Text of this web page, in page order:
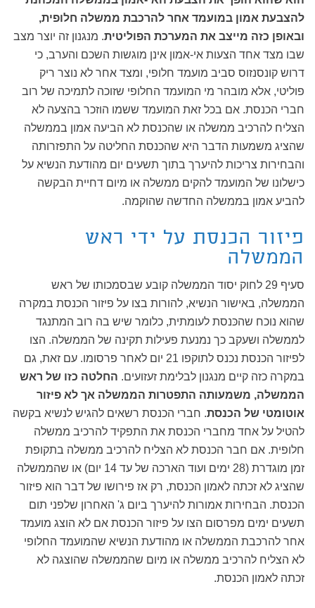
להצבעת אמון במועמד אחר להרכבת ממשלה חלופית,
ובאופן כזה מייצב את המערכת הפוליטית. מנגנון זה יוצר מצב
שבו מצד אחד הצעות אי-אמון אינן מוגשות השכם והערב, כי
דרוש קונסנזוס סביב מועמד חלופי, ומצד אחר לא נוצר ריק
פוליטי, אלא מובהר מי המועמד החלופי שזוכה לתמיכה של רוב
חברי הכנסת. אם בכל זאת המועמד ששמו הוזכר בהצעה לא
הצליח להרכיב ממשלה או שהכנסת לא הביעה אמון בממשלה
שהציג משמעות הדבר היא שהכנסת החליטה על התפזרותה
והבחירות צריכות להיערך בתוך תשעים יום מהודעת הנשיא על
כישלונו של המועמד להקים ממשלה או מיום דחיית הבקשה
להביע אמון בממשלה החדשה שהוקמה.
פיזור הכנסת על ידי ראש
הממשלה
סעיף 29 לחוק יסוד הממשלה קובע שבסמכותו של ראש
הממשלה, באישור הנשיא, להורות בצו על פיזור הכנסת במקרה
שהוא נוכח שהכּנסת לעומתית, כלומר שיש בה רוב המתנגד
לממשלה ושעקב כך נמנעת פעילות תקינה של הממשלה. הצו
לפיזור הכנסת נכנס לתוקפו 21 יום לאחר פרסומו. עם זאת, גם
במקרה כזה קיים מנגנון לבלימת זעזועים. החלטה כזו של ראש
הממשלה, משמעותה התפטרות הממשלה אך לא פיזור
אוטומטי של הכנסת. חברי הכנסת רשאים להגיש לנשיא בקשה
להטיל על אחד מחברי הכנסת את התפקיד להרכיב ממשלה
חלופית. אם חבר הכנסת לא הצליח להרכיב ממשלה בתקופת
זמן מוגדרת (28 ימים ועוד הארכה של עד 14 יום) או שהממשלה
שהציג לא זכתה לאמון הכנסת, רק אז פירושו של דבר הוא פיזור
הכנסת. הבחירות אמורות להיערך ביום ג' האחרון שלפני תום
תשעים ימים מפרסום הצו על פיזור הכנסת אם לא הוצג מועמד
אחר להרכבת הממשלה או מהודעת הנשיא שהמועמד החלופי
לא הצליח להרכיב ממשלה או מיום שהממשלה שהוצגה לא
זכתה לאמון הכנסת.